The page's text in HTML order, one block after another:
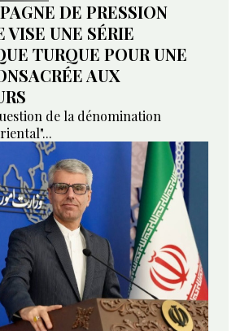
DE PRESSION
VISE UNE SÉRIE
TURQUE POUR UNE
AUX
de la dénomination